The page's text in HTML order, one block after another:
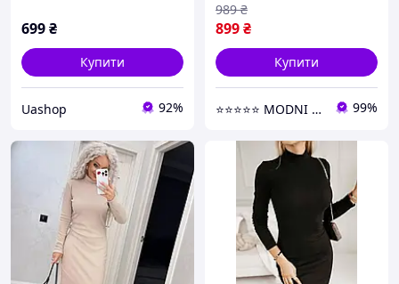
699₴
Купити
Uashop 92%
899₴
989 ₴
Купити
⭐⭐⭐⭐⭐ MODNI ⭐⭐⭐⭐⭐ 99%